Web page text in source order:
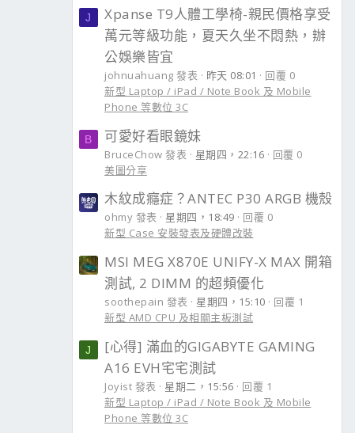
J
Xpanse T9人體工學椅-親民價格享受
萬元等級功能，夏天久坐不悶熱，辦
公娛樂皆宜
johnuahuang 發表 昨天 08:01
回覆 0
新型 Laptop / iPad / Note Book 及 Mobile
Phone 等數位 3C
B 可愛好看眼鏡妹
BruceChow 發表 星期四，22:16
回覆 0
美圖分享
木紋成癮症？ANTEC P30 ARGB 機殼
ohmy 發表 星期四，18:49
回覆 0
新型 Case 安裝發表及硬體改裝
MSI MEG X870E UNIFY-X MAX 開箱
測試, 2 DIMM 的超頻優化
soothepain 發表 星期四，15:10
回覆 1
新型 AMD CPU 及相關主板測試
J
[心得] 滿血的GIGABYTE GAMING
A16 EVH宅宅測試
Joyist 發表 星期二，15:56
回覆 1
新型 Laptop / iPad / Note Book 及 Mobile
Phone 等數位 3C